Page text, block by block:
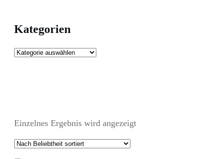
Kategorien
Einzelnes Ergebnis wird angezeigt